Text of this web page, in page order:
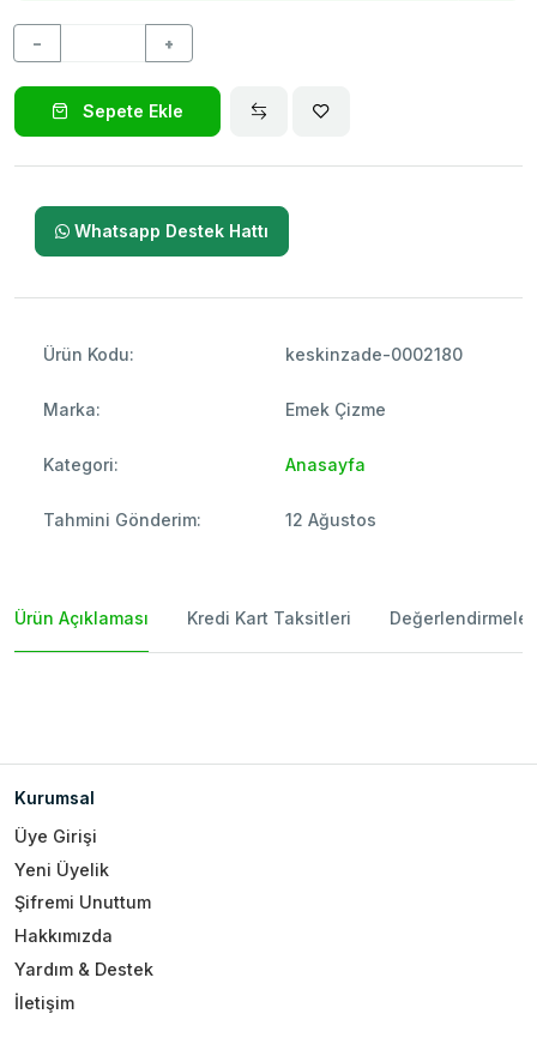
− +
Sepete Ekle
Whatsapp Destek Hattı
Ürün Kodu: keskinzade-0002180
Marka: Emek Çizme
Kategori: Anasayfa
Tahmini Gönderim: 12 Ağustos
Ürün Açıklaması Kredi Kart Taksitleri Değerlendirmeler
Kurumsal
Üye Girişi
Yeni Üyelik
Şifremi Unuttum
Hakkımızda
Yardım & Destek
İletişim